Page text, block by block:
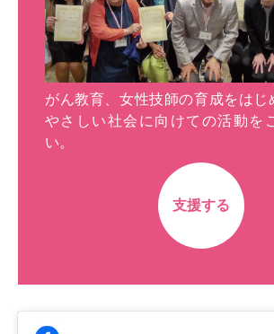
がん教育、女性技師の育成をはじ
やさしい社会に向けての活動を
い。
支援する